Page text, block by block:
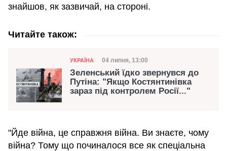
знайшов, як зазвичай, на стороні.
Читайте також:
Категорія
УКРАЇНА Дата публікації
04 липня, 13:00
Зеленський їдко звернувся до
Путіна: "Якщо Костянтинівка
зараз під контролем Росії..."
"Йде війна, це справжня війна. Ви знаєте, чому
війна? Тому що починалося все як спеціальна